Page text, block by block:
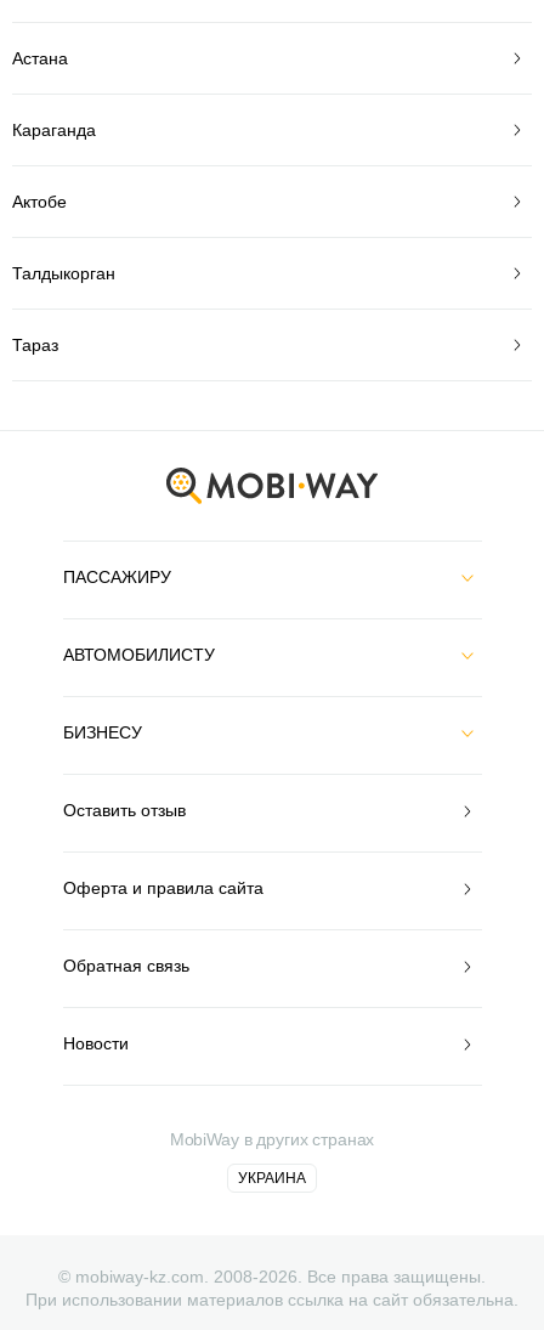
Астана
Караганда
Актобе
Талдыкорган
Тараз
ПАССАЖИРУ
АВТОМОБИЛИСТУ
БИЗНЕСУ
Оставить отзыв
Оферта и правила сайта
Обратная связь
Новости
MobiWay в других странах
УКРАИНА
© mobiway-kz.com. 2008-2026. Все права защищены.
При использовании материалов ссылка на сайт обязательна.